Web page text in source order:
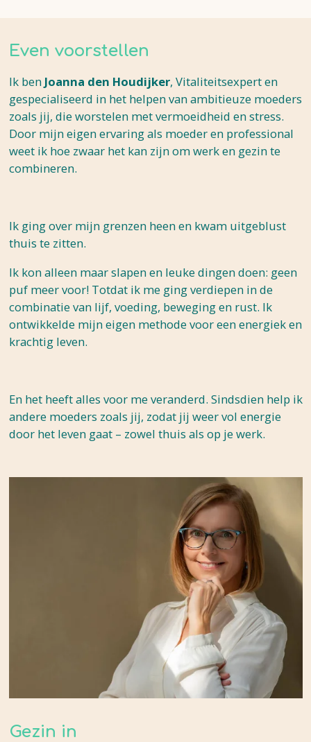
Even voorstellen
Ik ben Joanna den Houdijker, Vitaliteitsexpert en
gespecialiseerd in het helpen van ambitieuze moeders
zoals jij, die worstelen met vermoeidheid en stress.
Door mijn eigen ervaring als moeder en professional
weet ik hoe zwaar het kan zijn om werk en gezin te
combineren.
Ik ging over mijn grenzen heen en kwam uitgeblust
thuis te zitten.
Ik kon alleen maar slapen en leuke dingen doen: geen
puf meer voor! Totdat ik me ging verdiepen in de
combinatie van lijf, voeding, beweging en rust. Ik
ontwikkelde mijn eigen methode voor een energiek en
krachtig leven.
En het heeft alles voor me veranderd. Sindsdien help ik
andere moeders zoals jij, zodat jij weer vol energie
door het leven gaat – zowel thuis als op je werk.
Gezin in